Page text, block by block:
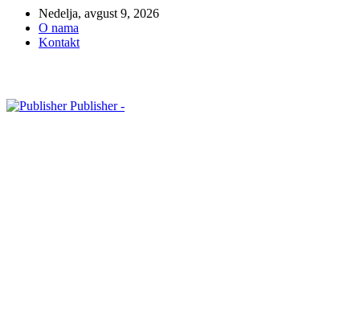
Nedelja, avgust 9, 2026
O nama
Kontakt
Publisher -